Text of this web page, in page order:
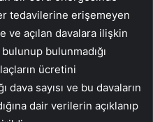
tedavilerine erişemeyen
ve açılan davalara ilişkin
bulunmadığı
ücretini
dava sayısı ve bu davaların
dair verilerin açıklanıp